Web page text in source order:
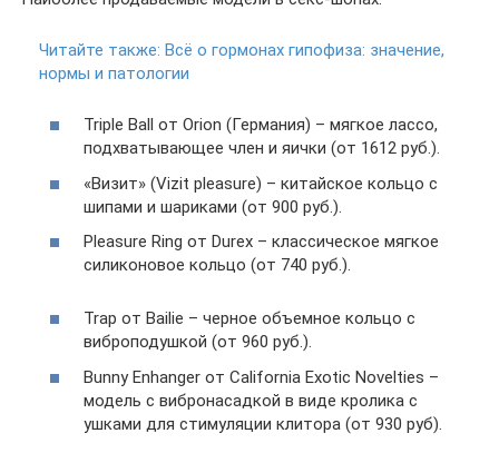
Читайте также: Всё о гормонах гипофиза: значение,
нормы и патологии
Triple Ball от Orion (Германия) – мягкое лассо,
подхватывающее член и яички (от 1612 руб.).
«Визит» (Vizit pleasure) – китайское кольцо с
шипами и шариками (от 900 руб.).
Pleasure Ring от Durex – классическое мягкое
силиконовое кольцо (от 740 руб.).
Trap от Bailie – черное объемное кольцо с
виброподушкой (от 960 руб.).
Bunny Enhanger от California Exotic Novelties –
модель с вибронасадкой в виде кролика с
ушками для стимуляции клитора (от 930 руб).